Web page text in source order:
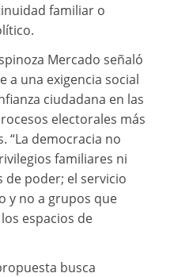
familiar o
Mercado señaló
a una exigencia social
ciudadana en las
electorales más
“La democracia no
familiares ni
poder; el servicio
y no a grupos que
espacios de
busca